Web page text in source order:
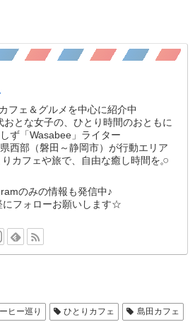
フェ＆グルメを中心に紹介中
おとな女子の、ひとり時間のおともに
ず「Wasabee」ライター
西部（磐田～静岡市）が行動エリア
カフェや旅で、自由な癒し時間を𓈒𓏸
のみの情報も発信中♪
にフォローお願いします☆
ヒー巡り ひとりカフェ
島田カフェ